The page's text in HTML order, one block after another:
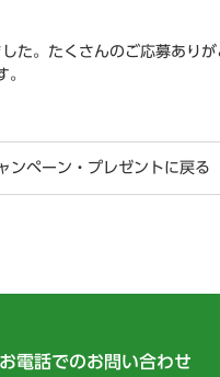
た。たくさんのご応募あり
ンペーン・プレゼントに戻る
お電話でのお問い合わせ